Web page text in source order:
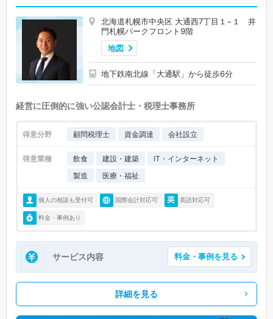
北海道札幌市中央区 大通西7丁目１−１ 井
門札幌パークフロント9階
地図
地下鉄南北線「大通駅」から徒歩6分
経営に圧倒的に強い公認会計士・税理士事務所
得意分野 顧問税理士 資金調達 会社設立
得意業種 飲食 建設・建築
IT・インターネット
製造
医療・福祉
個人の相談も受付可 国際会計対応可 英語対応可
料金・事例あり
サービス内容 料金・事例を見る
詳細を見る